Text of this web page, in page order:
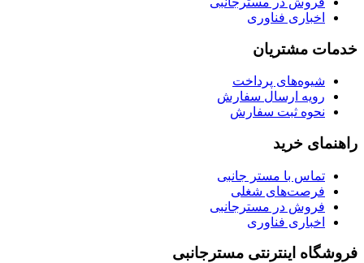
اخباری فناوری
خدمات مشتریان
شیوه‌های پرداخت
رویه ارسال سفارش
نحوه ثبت سفارش
راهنمای خرید
تماس با مستر جانبی
فرصت‌های شغلی
فروش در مسترجانبی
اخباری فناوری
فروشگاه اینترنتی مسترجانبی